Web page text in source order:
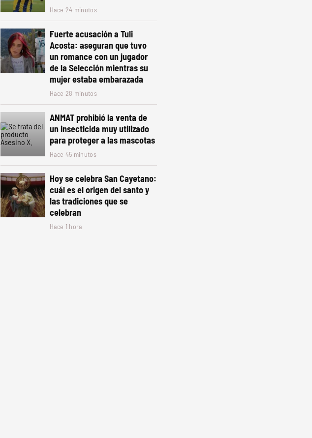
Hace 24 minutos
Fuerte acusación a Tuli
Acosta: aseguran que tuvo
un romance con un jugador
de la Selección mientras su
mujer estaba embarazada
Hace 28 minutos
ANMAT prohibió la venta de
un insecticida muy utilizado
para proteger a las mascotas
Hace 45 minutos
Hoy se celebra San Cayetano:
cuál es el origen del santo y
las tradiciones que se
celebran
Hace 1 hora